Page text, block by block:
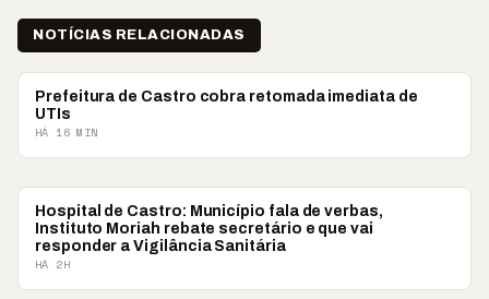
NOTÍCIAS RELACIONADAS
CASTRO
Prefeitura de Castro cobra retomada imediata de
UTIs
HÁ 16 MIN
CAMPOS GERAIS
Hospital de Castro: Município fala de verbas,
Instituto Moriah rebate secretário e que vai
responder a Vigilância Sanitária
HÁ 2H